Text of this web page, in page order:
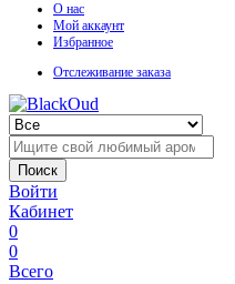
О нас
Мой аккаунт
Избранное
Отслеживание заказа
Поиск
Войти
Кабинет
0
0
Всего